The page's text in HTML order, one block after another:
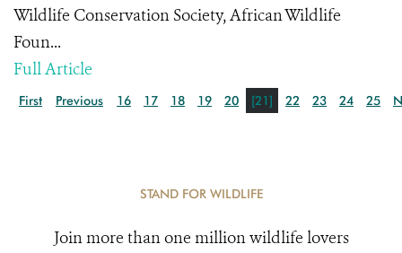
Wildlife Conservation Society, African Wildlife
Foun...
Full Article
First Previous 16 17 18 19 20 [21] 22 23 24 25
STAND FOR WILDLIFE
Join more than one million wildlife lovers